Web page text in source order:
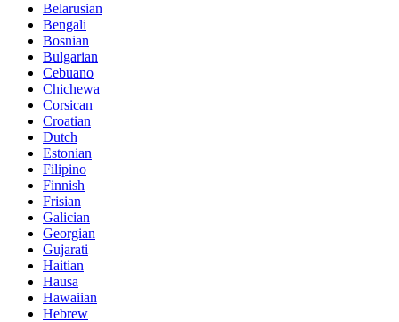
Belarusian
Bengali
Bosnian
Bulgarian
Cebuano
Chichewa
Corsican
Croatian
Dutch
Estonian
Filipino
Finnish
Frisian
Galician
Georgian
Gujarati
Haitian
Hausa
Hawaiian
Hebrew